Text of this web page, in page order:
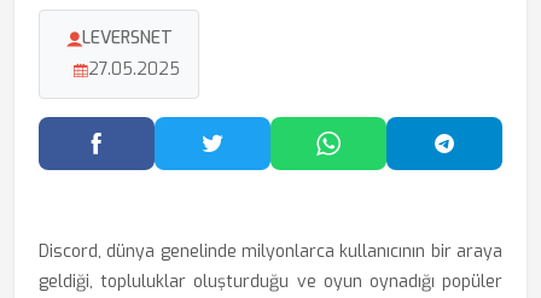
LEVERSNET
27.05.2025
Facebook'ta PaylaşTwitter'da PaylaşWhatsApp'ta Paylaş
Discord, dünya genelinde milyonlarca kullanıcının bir araya
geldiği, topluluklar oluşturduğu ve oyun oynadığı popüler